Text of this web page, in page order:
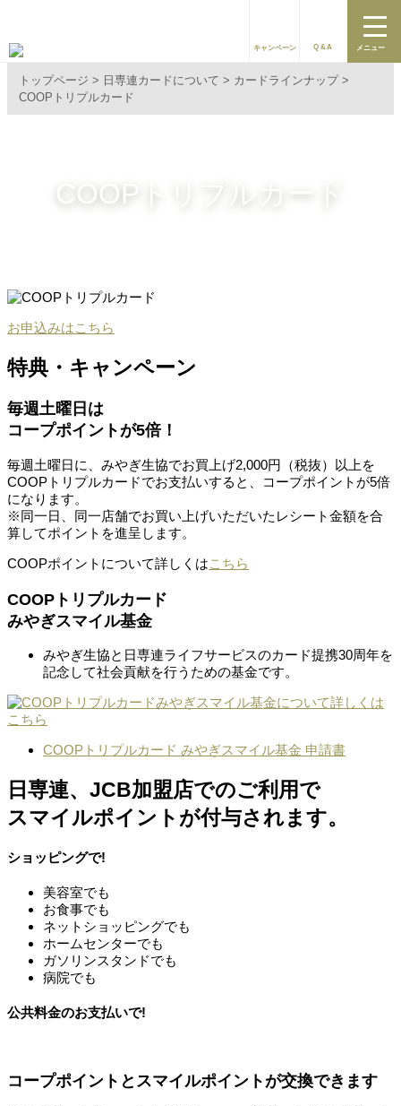
キャンペーン Q&A メニュー
トップページ 日専連カードについて
カードラインナップ
COOPトリプルカード
COOPトリプルカード
お申込みはこちら
特典・キャンペーン
毎週土曜日は
コープポイントが5倍！
毎週土曜日に、みやぎ生協でお買上げ2,000円（税抜）以上を
COOPトリプルカードでお支払いすると、コープポイントが5倍
になります。
※同一日、同一店舗でお買い上げいただいたレシート金額を合
算してポイントを進呈します。
COOPポイントについて詳しくはこちら
COOPトリプルカード
みやぎスマイル基金
みやぎ生協と日専連ライフサービスのカード提携30周年を
記念して社会貢献を行うための基金です。
COOPトリプルカード みやぎスマイル基金 申請書
日専連、JCB加盟店でのご利用で
スマイルポイントが付与されます。
ショッピングで!
美容室でも
お食事でも
ネットショッピングでも
ホームセンターでも
ガソリンスタンドでも
病院でも
公共料金のお支払いで!
コープポイントとスマイルポイントが交換できます